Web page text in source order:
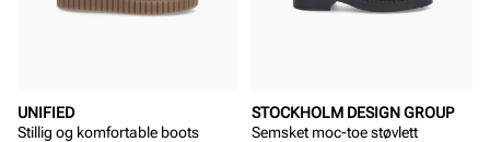
UNIFIED
Stillig og komfortable boots
STOCKHOLM DESIGN GROUP
Semsket moc-toe støvlett